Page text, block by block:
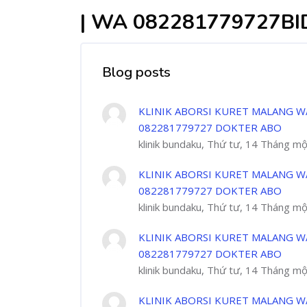
| WA
Blog posts
KLINIK ABORSI KURET MALANG
082281779727 DOKTER ABO
klinik bundaku, Thứ tư, 14 Tháng
KLINIK ABORSI KURET MALANG
082281779727 DOKTER ABO
klinik bundaku, Thứ tư, 14 Tháng
KLINIK ABORSI KURET MALANG
082281779727 DOKTER ABO
klinik bundaku, Thứ tư, 14 Tháng
KLINIK ABORSI KURET MALANG